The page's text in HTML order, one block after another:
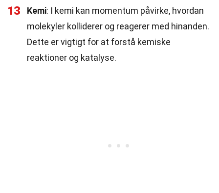
13 Kemi: I kemi kan momentum påvirke, hvordan
molekyler kolliderer og reagerer med hinanden.
Dette er vigtigt for at forstå kemiske
reaktioner og katalyse.